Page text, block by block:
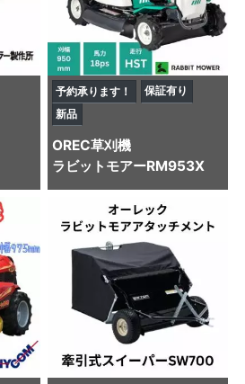
予約承ります！
保証有り
新品
OREC草刈機
ラビットモアーRM953X